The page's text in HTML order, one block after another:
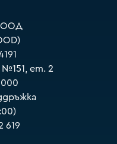
ООД
№151, ет. 2
619